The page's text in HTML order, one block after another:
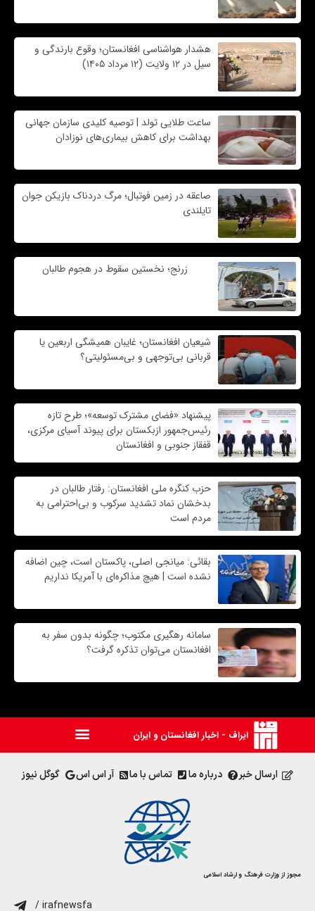
هشدار هواشناسی افغانستان؛ وقوع بارندگی و
سیل در ۱۲ ولایت (۱۲ مرداد ۱۴۰۵)
ساعت طلایی تولد | توصیه کلیدی سازمان جهانی
بهداشت برای کاهش بیماری‌های نوزادان
صاعقه در زمین فوتبال؛ مرگ دردناک بازیکن جوان
تایلندی
زرنج؛ نخستین سقوط در هجوم طالبان
شیعیان افغانستان؛ غایبان همیشگی اربعین یا
قربانی بی‌توجهی و بی‌مسئولیتی؟
پیشنهاد «فضای مشترک توسعه»؛ طرح تازه
رئیس‌جمهور ازبکستان برای پیوند آسیای مرکزی،
قفقاز جنوبی و افغانستان
حزب کنگره ملی افغانستان: رفتار طالبان در
بدخشان نماد تشدید سرکوب و بی‌احترامی به
مردم است
بقائی: میانجی اصلی، پاکستان است، چین اضافه
نشده است | هیچ مذاکره‌ای با آمریکا نداریم
سامانه رهگیری مکتوب؛ چگونه بدون سفر به
افغانستان می‌توان تذکره گرفت؟
ایراف - اخبار افغانستان و ایران
ارسال خبر درباره ما تماس با ما آر اس اس گوگل نیوز
مجوز از وزارت فرهنگ و ارشاد اسلامی
/ irafnewsfa